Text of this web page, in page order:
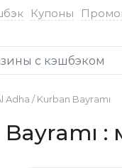
Купоны
Adha / Kurban Bayramı